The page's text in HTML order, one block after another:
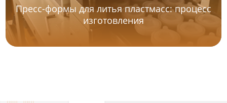
Пресс-формы для литья пластмасс: процесс
изготовления